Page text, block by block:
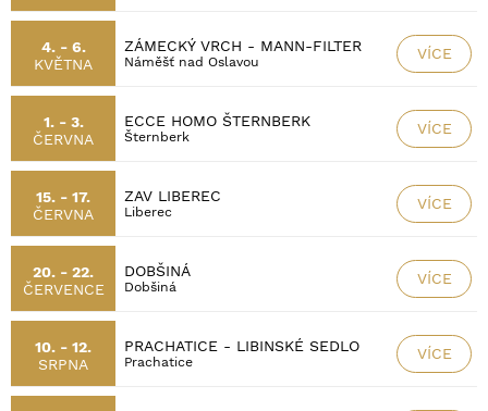
4. - 6.
KVĚTNA
ZÁMECKÝ VRCH - MANN-FILTER
Náměšť nad Oslavou
VÍCE
1. - 3.
ČERVNA
ECCE HOMO ŠTERNBERK
Šternberk
VÍCE
15. - 17.
ČERVNA
ZAV LIBEREC
Liberec
VÍCE
20. - 22.
ČERVENCE
DOBŠINÁ
Dobšiná
VÍCE
10. - 12.
SRPNA
PRACHATICE - LIBINSKÉ SEDLO
Prachatice
VÍCE